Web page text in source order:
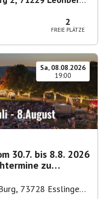
2
FREIE PLÄTZE
Sa, 08.08.2026
19:00
30.7. bis 8.8. 2026
zu
73728 Esslingen